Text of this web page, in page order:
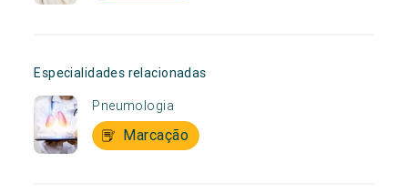
Especialidades relacionadas
Pneumologia
Marcação